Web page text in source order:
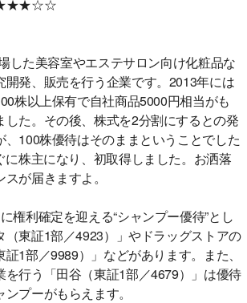
★★★☆☆
した美容室やエステサロン向け化粧品な
開発、販売を行う企業です。2013年には
株以上保有で自社商品5000円相当がも
した。その後、株式を2分割にするとの発
、100株優待はそのままということでした
に株主になり、初取得しました。お洒落
が届きますよ。
権利確定を迎える“シャンプー優待”とし
（東証1部／4923）」やドラッグストアの
証1部／9989）」などがあります。また、
を行う「田谷（東証1部／4679）」は優待
プーがもらえます。